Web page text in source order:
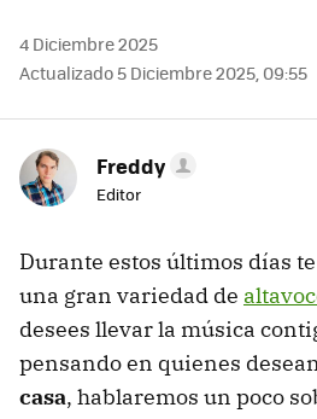
4 Diciembre 2025
Actualizado 5 Diciembre 2025, 09:55
Freddy
Editor
Durante estos últimos días
una gran variedad de
desees llevar la música
pensando en quienes
casa, hablaremos un poco